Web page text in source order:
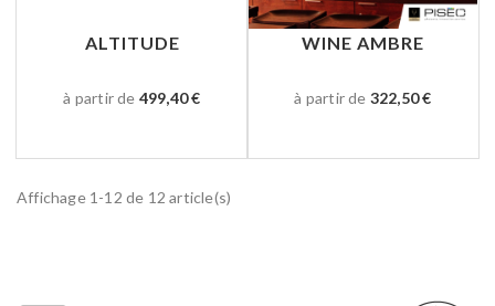
ALTITUDE
à partir de 499,40 €
WINE AMBRE
à partir de 322,50 €
Affichage 1-12 de 12 article(s)